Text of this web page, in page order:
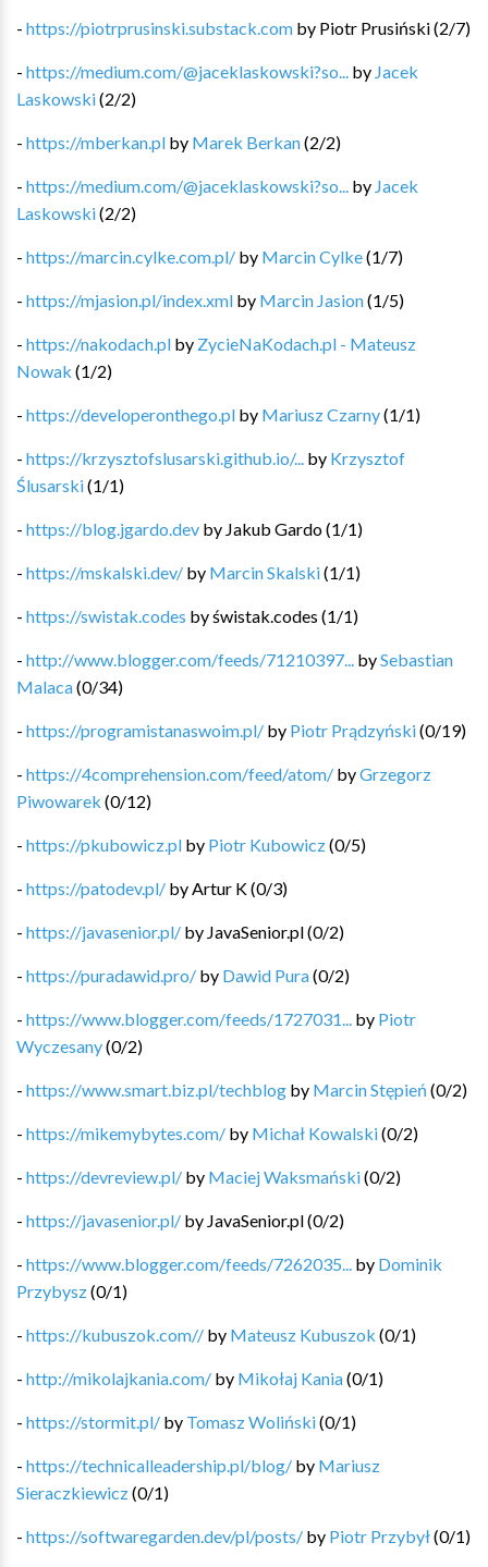
- https://piotrprusinski.substack.com by Piotr Prusiński(2/7)
- https://medium.com/@jaceklaskowski?so... by Jacek
Laskowski(2/2)
- https://mberkan.pl by Marek Berkan(2/2)
- https://medium.com/@jaceklaskowski?so... by Jacek
Laskowski(2/2)
- https://marcin.cylke.com.pl/ by Marcin Cylke(1/7)
- https://mjasion.pl/index.xml by Marcin Jasion(1/5)
- https://nakodach.pl by ZycieNaKodach.pl - Mateusz
Nowak (1/2)
- https://developeronthego.pl by Mariusz Czarny(1/1)
- https://krzysztofslusarski.github.io/... by Krzysztof
Ślusarski(1/1)
- https://blog.jgardo.dev by Jakub Gardo(1/1)
- https://mskalski.dev/ by Marcin Skalski(1/1)
- https://swistak.codes byświstak.codes (1/1)
- http://www.blogger.com/feeds/71210397... bySebastian
Malaca(0/34)
- https://programistanaswoim.pl/ by Piotr Prądzyński(0/19)
- https://4comprehension.com/feed/atom/ byGrzegorz
Piwowarek (0/12)
- https://pkubowicz.pl by Piotr Kubowicz(0/5)
- https://patodev.pl/ by Artur K(0/3)
- https://javasenior.pl/ by JavaSenior.pl(0/2)
- https://puradawid.pro/ by Dawid Pura(0/2)
- https://www.blogger.com/feeds/1727031... by Piotr
Wyczesany(0/2)
- https://www.smart.biz.pl/techblog by Marcin Stępień (0/2)
- https://mikemybytes.com/ by Michał Kowalski(0/2)
- https://devreview.pl/ by Maciej Waksmański(0/2)
- https://javasenior.pl/ by JavaSenior.pl(0/2)
- https://www.blogger.com/feeds/7262035... by Dominik
Przybysz(0/1)
- https://kubuszok.com// by Mateusz Kubuszok (0/1)
- http://mikolajkania.com/ by Mikołaj Kania(0/1)
- https://stormit.pl/ by Tomasz Woliński(0/1)
- https://technicalleadership.pl/blog/ by Mariusz
Sieraczkiewicz(0/1)
- https://softwaregarden.dev/pl/posts/ by Piotr Przybył(0/1)